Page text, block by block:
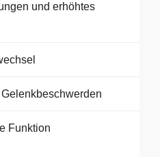
und erhöhtes
Funktion